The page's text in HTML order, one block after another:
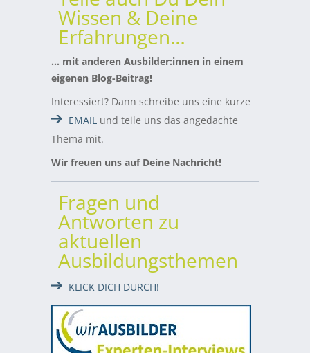
Wissen & Deine
Erfahrungen…
… mit anderen Ausbilder:innen in einem
eigenen Blog-Beitrag!
Interessiert? Dann schreibe uns eine kurze
EMAIL und teile uns das angedachte
Thema mit.
Wir freuen uns auf Deine Nachricht!
Fragen und
Antworten zu
aktuellen
Ausbildungsthemen
KLICK DICH DURCH!